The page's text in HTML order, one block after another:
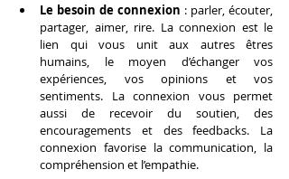
Le besoin de connexion : parler, écouter,
partager, aimer, rire. La connexion est le
lien qui vous unit aux autres êtres
humains, le moyen d’échanger vos
expériences, vos opinions et vos
sentiments. La connexion vous permet
aussi de recevoir du soutien, des
encouragements et des feedbacks. La
connexion favorise la communication, la
compréhension et l’empathie.